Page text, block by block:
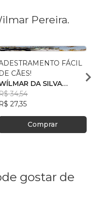
Pereira.
FÁCIL
DE CÃES!
DA SILVA
34,54
R$ 27,35
Comprar
gostar de